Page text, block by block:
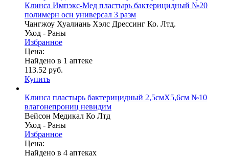
Клинса Импэкс-Мед пластырь бактерицидный №20
полимерн осн универсал 3 разм
Чангжоу Хуалиань Хэлс Дрессинг Ко. Лтд.
Уход - Раны
Избранное
Цена:
Найдено в 1 аптеке
113.52 руб.
Купить
Клинса пластырь бактерицидный 2,5смX5,6см №10
влагонепрониц невидим
Вейсон Медикал Ко Лтд
Уход - Раны
Избранное
Цена:
Найдено в 4 аптеках